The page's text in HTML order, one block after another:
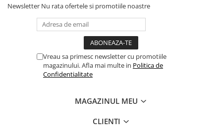
Newsletter Nu rata ofertele si promotiile noastre
Vreau sa primesc newsletter cu promotiile
magazinului. Afla mai multe in Politica de
Confidentialitate
MAGAZINUL MEU
CLIENTI